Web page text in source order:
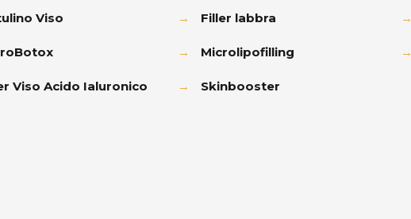
Viso
Viso Acido Ialuronico
→ Filler labbra
→ Microlipofilling
→ Skinbooster
→
→